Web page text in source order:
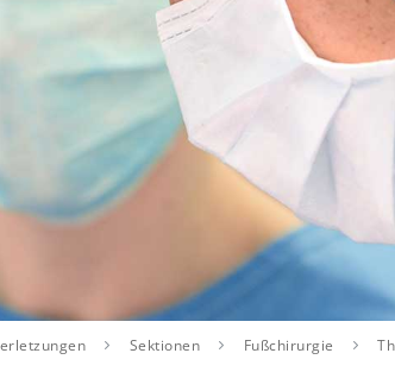
Sektionen Fußchirurgie